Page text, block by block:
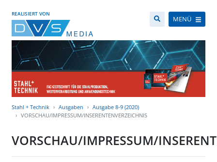
REALISIERT VON
MENÜ
Stahl + Technik Ausgaben
Ausgabe 8-9 (2020)
VORSCHAU/IMPRESSUM/INSERENTENVERZEICHNIS
VORSCHAU/IMPRESSUM/